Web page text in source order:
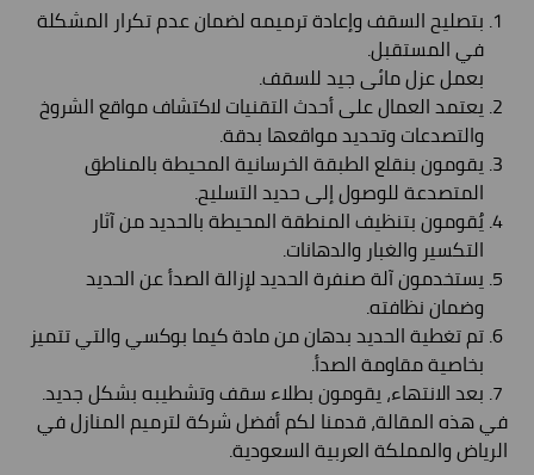
بتصليح السقف وإعادة ترميمه لضمان عدم تكرار المشكلة
في المستقبل.
بعمل عزل مائى جيد للسقف.
يعتمد العمال على أحدث التقنيات لاكتشاف مواقع الشروخ
والتصدعات وتحديد مواقعها بدقة.
يقومون بنقلع الطبقة الخرسانية المحيطة بالمناطق
المتصدعة للوصول إلى حديد التسليح.
يُقومون بتنظيف المنطقة المحيطة بالحديد من آثار
التكسير والغبار والدهانات.
يستخدمون آلة صنفرة الحديد لإزالة الصدأ عن الحديد
وضمان نظافته.
تم تغطية الحديد بدهان من مادة كيما بوكسي والتي تتميز
بخاصية مقاومة الصدأ.
بعد الانتهاء، يقومون بطلاء سقف وتشطيبه بشكل جديد.
في هذه المقالة، قدمنا لكم أفضل شركة لترميم المنازل في
الرياض والمملكة العربية السعودية.